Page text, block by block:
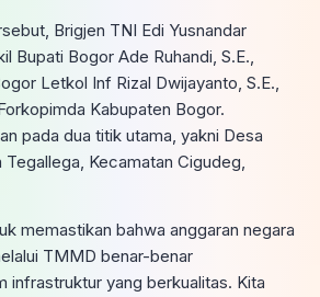
Brigjen TNI Edi Yusnandar
Bupati Bogor Ade Ruhandi, S.E.,
Letkol Inf Rizal Dwijayanto, S.E.,
Kabupaten Bogor.
pada dua titik utama, yakni Desa
Tegallega, Kecamatan Cigudeg,
memastikan bahwa anggaran negara
TMMD benar-benar
infrastruktur yang berkualitas. Kita